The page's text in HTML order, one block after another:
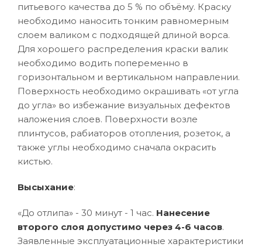
питьевого качества до 5 % по объёму. Краску
необходимо наносить тонким равномерным
слоем валиком с подходящей длиной ворса.
Для хорошего распределения краски валик
необходимо водить попеременно в
горизонтальном и вертикальном направлении.
Поверхность необходимо окрашивать «от угла
до угла» во избежание визуальных дефектов
наложения слоев. Поверхности возле
плинтусов, рабиаторов отопления, розеток, а
также углы необходимо сначала окрасить
кистью.
Высыхание:
«До отлипа» - 30 минут - 1 час. Нанесение
второго слоя допустимо через 4-6 часов.
Заявленные эксплуатационные характеристики